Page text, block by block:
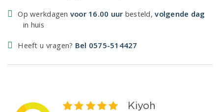
Op werkdagen voor 16.00 uur besteld,volgende dag
in huis
Heeft u vragen? Bel 0575-514427